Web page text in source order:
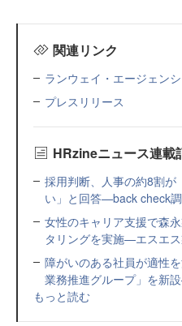
関連リンク
ランウェイ・エージェン
プレスリリース
HRzineニュース連載
採用判断、人事の約8割が
い」と回答—back check
女性のキャリア支援で森
タリングを実施—エスエ
障がいのある社員が適性
業務推進グループ」を新
もっと読む